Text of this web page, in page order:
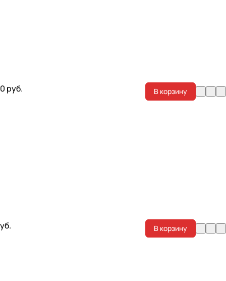
руб. В корзину
В корзину